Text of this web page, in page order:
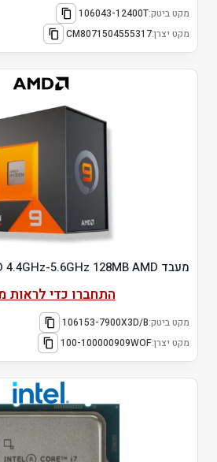
מקט ביטק:106043-12400T
מקט יצרן:CM8071504555317
מעבד Ryzen 9 7900X3D 4.4GHz-5.6GHz 128MB AMD
התחברו כדי לראות
מקט ביטק:106153-7900X3D/B
מקט יצרן:100-100000909WOF